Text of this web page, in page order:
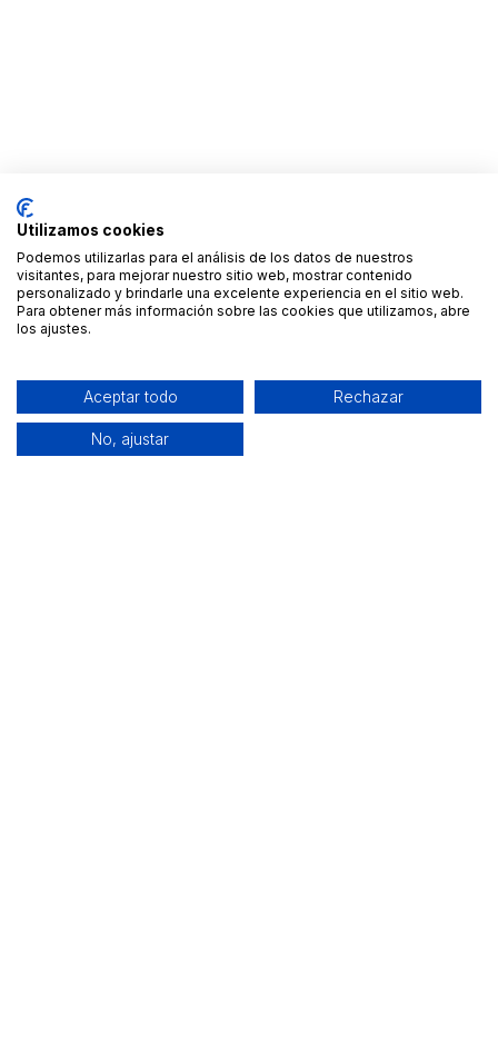
Utilizamos cookies
Podemos utilizarlas para el análisis de los datos de nuestros
visitantes, para mejorar nuestro sitio web, mostrar contenido
personalizado y brindarle una excelente experiencia en el sitio web.
Para obtener más información sobre las cookies que utilizamos, abre
los ajustes.
Aceptar todo Rechazar
No, ajustar